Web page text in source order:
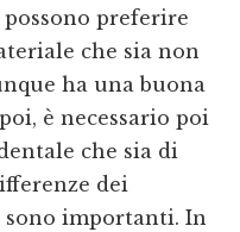
preferire
che sia non
ha una buona
è necessario poi
che sia di
dei
sono importanti. In